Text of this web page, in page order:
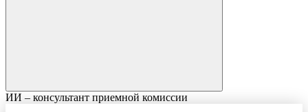
ИИ – консультант приемной комиссии